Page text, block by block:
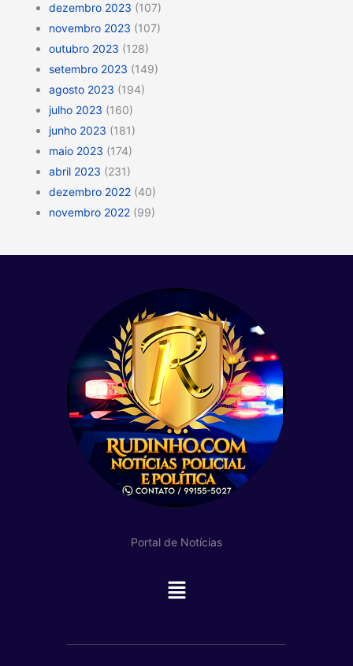
dezembro 2023 (107)
novembro 2023 (107)
outubro 2023 (128)
setembro 2023 (149)
agosto 2023 (194)
julho 2023 (160)
junho 2023 (181)
maio 2023 (174)
abril 2023 (231)
dezembro 2022 (40)
novembro 2022 (99)
Portal de Notícias
Main